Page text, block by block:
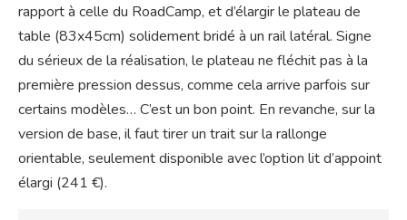
rapport à celle du RoadCamp, et d’élargir le plateau de
table (83x45cm) solidement bridé à un rail latéral. Signe
du sérieux de la réalisation, le plateau ne fléchit pas à la
première pression dessus, comme cela arrive parfois sur
certains modèles… C’est un bon point. En revanche, sur la
version de base, il faut tirer un trait sur la rallonge
orientable, seulement disponible avec l’option lit d’appoint
élargi (241 €).